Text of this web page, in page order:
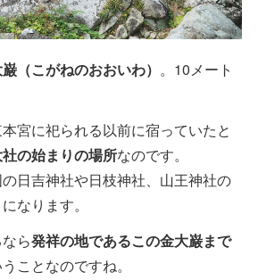
（こがねのおおいわ） 。10メート
宮に祀られる以前に宿っていたと
の始まりの場所なのです。
日吉神社や日枝神社、山王神社の
なります。
ら発祥の地であるこの金大巌まで
ことなのですね。